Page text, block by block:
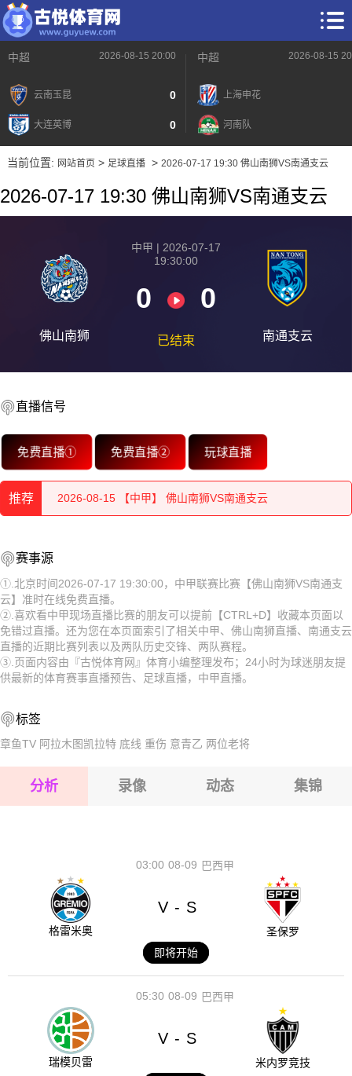
中超 2026-08-15 20:00
云南玉昆 0
大连英博 0
中超 2026-08-15
上海申花
河南队
当前位置: 网站首页> 足球直播> 2026-07-17 19:30 佛山南狮VS南通支云
2026-07-17 19:30 佛山南狮VS南通支云
佛山南狮
中甲 | 2026-07-17
19:30:00
0 0
已结束 南通支云
直播信号
免费直播① 免费直播② 玩球直播
推荐
2026-08-15 【中甲】 佛山南狮VS南通支云
2026-08-15 【中甲】 佛山南狮VS南通支云
2026-08-15 【中甲】 佛山南狮VS南通支云
2026-08-15 【中甲】 佛山南狮VS南通支云
2026-08-15 【中甲】 佛山南狮VS南通支云
2026-08-15 【中甲】 佛山南狮VS南通支云
2026-08-15 【中甲】 佛山南狮VS南通支云
2026-08-15 【中甲】 佛山南狮VS南通支云
2026-08-15 【中甲】 佛山南狮VS南通支云
赛事源
①.北京时间2026-07-17 19:30:00，中甲联赛比赛【佛山南狮VS南通支
云】准时在线免费直播。
②.喜欢看中甲现场直播比赛的朋友可以提前【CTRL+D】收藏本页面以
免错过直播。还为您在本页面索引了相关中甲、佛山南狮直播、南通支云
直播的近期比赛列表以及两队历史交锋、两队赛程。
③.页面内容由『古悦体育网』体育小编整理发布；24小时为球迷朋友提
供最新的体育赛事直播预告、足球直播，中甲直播。
标签
章鱼TV 阿拉木图凯拉特 底线 重伤 意青乙 两位老将
分析 录像 动态 集锦
08-09
03:00 巴西甲
格雷米奥
V - S
圣保罗
即将开始
08-09
05:30 巴西甲
瑞模贝雷
V - S
米内罗竞技